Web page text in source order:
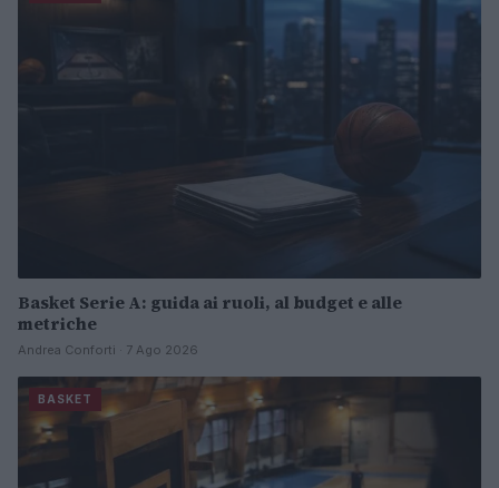
Basket Serie A: guida ai ruoli, al budget e alle
metriche
Andrea Conforti · 7 Ago 2026
BASKET